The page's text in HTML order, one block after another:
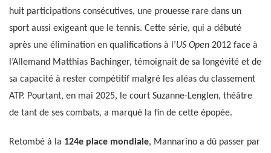
huit participations consécutives, une prouesse rare dans un
sport aussi exigeant que le tennis. Cette série, qui a débuté
après une élimination en qualifications à l’US Open 2012 face à
l’Allemand Matthias Bachinger, témoignait de sa longévité et de
sa capacité à rester compétitif malgré les aléas du classement
ATP. Pourtant, en mai 2025, le court Suzanne-Lenglen, théâtre
de tant de ses combats, a marqué la fin de cette épopée.
Retombé à la 124e place mondiale, Mannarino a dû passer par